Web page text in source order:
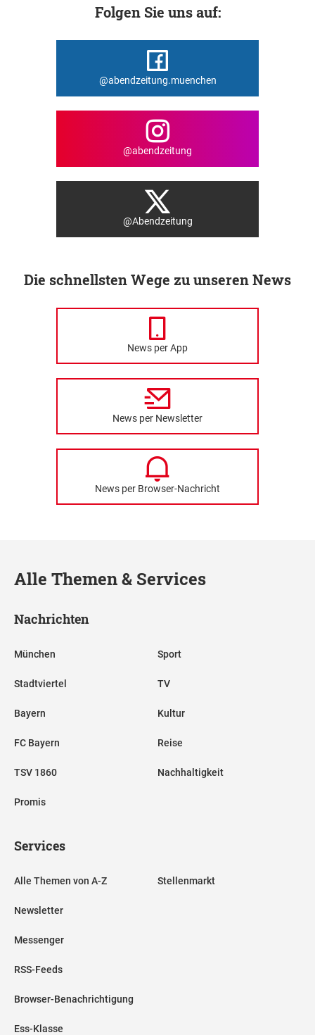
Folgen Sie uns auf:
@abendzeitung.muenchen
@abendzeitung
@Abendzeitung
Die schnellsten Wege zu unseren News
News per App
News per Newsletter
News per Browser-Nachricht
Alle Themen & Services
Nachrichten
München
Stadtviertel
Bayern
FC Bayern
TSV 1860
Promis
Sport
TV
Kultur
Reise
Nachhaltigkeit
Services
Alle Themen von A-Z
Newsletter
Messenger
RSS-Feeds
Browser-Benachrichtigung
Ess-Klasse
Stellenmarkt